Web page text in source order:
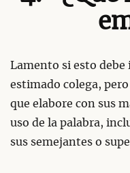
Lamento si esto
estimado colega,
que elabore con sus
uso de la palabra,
sus semejantes o